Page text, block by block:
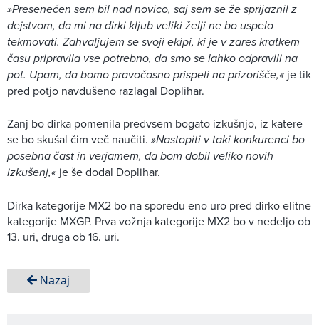
»Presenečen sem bil nad novico, saj sem se že sprijaznil z
dejstvom, da mi na dirki kljub veliki želji ne bo uspelo
tekmovati. Zahvaljujem se svoji ekipi, ki je v zares kratkem
času pripravila vse potrebno, da smo se lahko odpravili na
pot. Upam, da bomo pravočasno prispeli na prizorišče,« je tik
pred potjo navdušeno razlagal Doplihar.
Zanj bo dirka pomenila predvsem bogato izkušnjo, iz katere
se bo skušal čim več naučiti. »Nastopiti v taki konkurenci bo
posebna čast in verjamem, da bom dobil veliko novih
izkušenj,« je še dodal Doplihar.
Dirka kategorije MX2 bo na sporedu eno uro pred dirko elitne
kategorije MXGP. Prva vožnja kategorije MX2 bo v nedeljo ob
13. uri, druga ob 16. uri.
Nazaj